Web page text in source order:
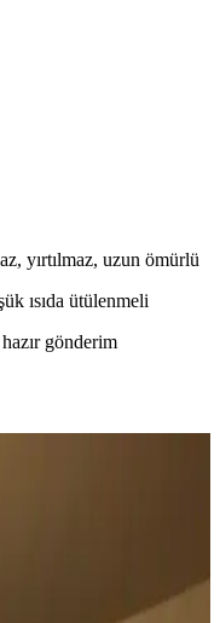
yırtılmaz, uzun ömürlü
ısıda ütülenmeli
gönderim